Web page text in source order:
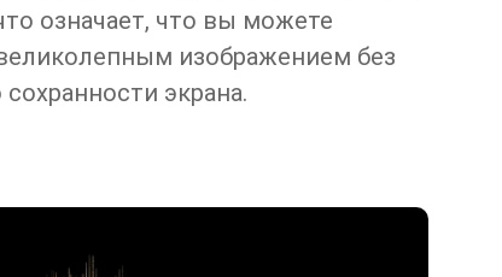
означает, что вы можете
изображением без
экрана.